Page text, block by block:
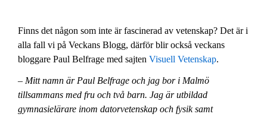
Finns det någon som inte är fascinerad av vetenskap? Det är i
alla fall vi på Veckans Blogg, därför blir också veckans
bloggare Paul Belfrage med sajten Visuell Vetenskap.
– Mitt namn är Paul Belfrage och jag bor i Malmö
tillsammans med fru och två barn. Jag är utbildad
gymnasielärare inom datorvetenskap och fysik samt